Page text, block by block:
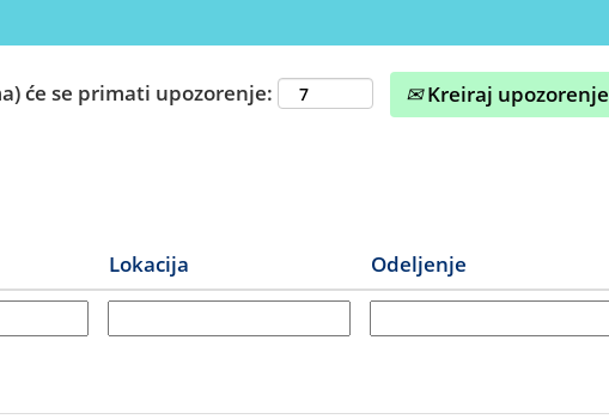
će se primati upozorenje: Kreiraj upozorenje
Lokacija Odeljenje